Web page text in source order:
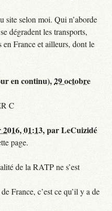
site selon moi. Qui n’aborde
dégradent les transports,
en France et ailleurs, dont le
en continu),29 octobre
C
01:13,parLeCuizidé
page.
de la RATP ne s’est
France, c’est ce qu’il y a de